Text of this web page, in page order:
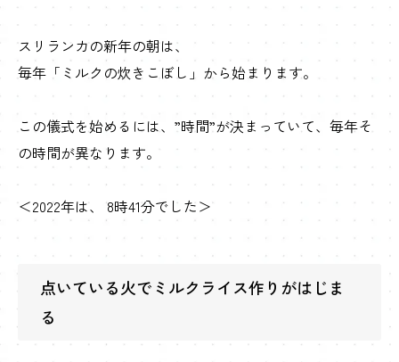
スリランカの新年の朝は、
毎年「ミルクの炊きこぼし」から始まります。
この儀式を始めるには、”時間”が決まっていて、毎年そ
の時間が異なります。
＜2022年は、 8時41分でした＞
点いている火でミルクライス作りがはじま
る